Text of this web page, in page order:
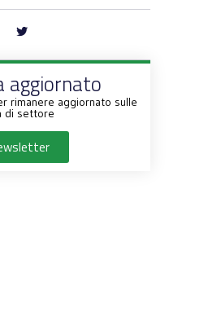
aggiornato
rimanere aggiornato sulle
di settore